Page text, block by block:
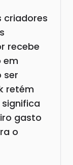
criadores
recebe
em
ser
retém
gasto
o